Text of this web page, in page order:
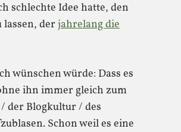
schlechte Idee hatte, den
der jahrelang die
wünschen würde: Dass es
ihn immer gleich zum
der Blogkultur / des
Schon weil es eine